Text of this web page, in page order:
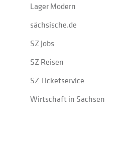
Lager Modern
sächsische.de
SZ Jobs
SZ Reisen
SZ Ticketservice
Wirtschaft in Sachsen